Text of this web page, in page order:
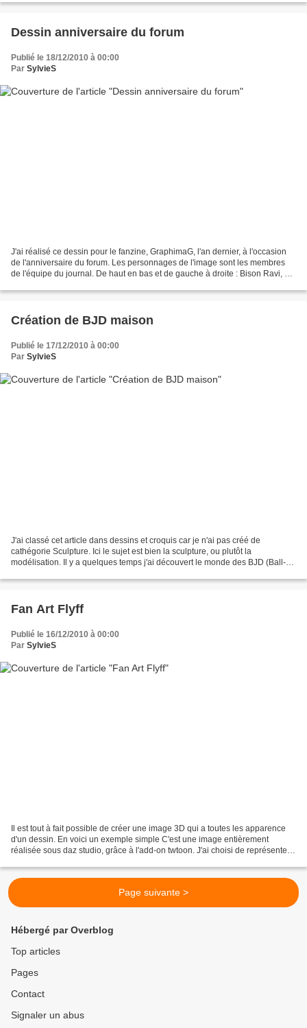
Dessin anniversaire du forum
Publié le 18/12/2010 à 00:00
Par SylvieS
J'ai réalisé ce dessin pour le fanzine, GraphimaG, l'an dernier, à l'occasion
de l'anniversaire du forum. Les personnages de l'image sont les membres
de l'équipe du journal. De haut en bas et de gauche à droite : Bison Ravi, e-
Création de BJD maison
Publié le 17/12/2010 à 00:00
Par SylvieS
J'ai classé cet article dans dessins et croquis car je n'ai pas créé de
cathégorie Sculpture. Ici le sujet est bien la sculpture, ou plutôt la
modélisation. Il y a quelques temps j'ai découvert le monde des BJD (Ball-
Fan Art Flyff
Publié le 16/12/2010 à 00:00
Par SylvieS
Il est tout à fait possible de créer une image 3D qui a toutes les apparence
d'un dessin. En voici un exemple simple C'est une image entièrement
réalisée sous daz studio, grâce à l'add-on twtoon. J'ai choisi de représenter
Page suivante >
Hébergé par Overblog
Top articles
Pages
Contact
Signaler un abus